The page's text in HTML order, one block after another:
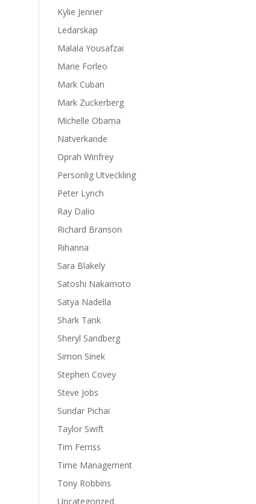
Kylie Jenner
Ledarskap
Malala Yousafzai
Marie Forleo
Mark Cuban
Mark Zuckerberg
Michelle Obama
Nätverkande
Oprah Winfrey
Personlig Utveckling
Peter Lynch
Ray Dalio
Richard Branson
Rihanna
Sara Blakely
Satoshi Nakamoto
Satya Nadella
Shark Tank
Sheryl Sandberg
Simon Sinek
Stephen Covey
Steve Jobs
Sundar Pichai
Taylor Swift
Tim Ferriss
Time Management
Tony Robbins
Uncategorized